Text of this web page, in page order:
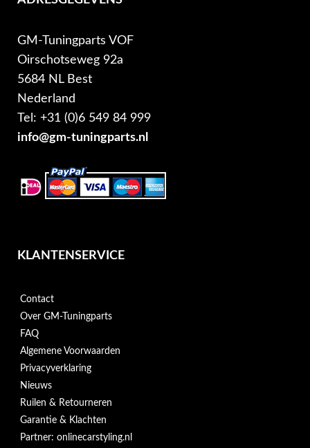
GM-Tuningparts VOF
Oirschotseweg 92a
5684 NL Best
Nederland
Tel: +31 (0)6 549 84 999
info@gm-tuningparts.nl
KLANTENSERVICE
Contact
Over GM-Tuningparts
FAQ
Algemene Voorwaarden
Privacyverklaring
Nieuws
Ruilen & Retourneren
Garantie & Klachten
Partner: onlinecarstyling.nl